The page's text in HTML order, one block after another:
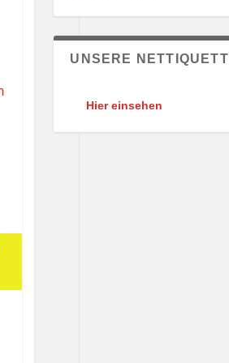
UNSERE
Hier einsehen